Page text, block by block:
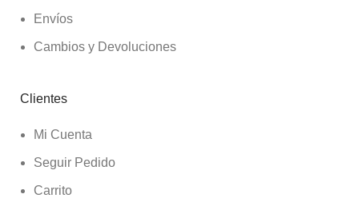
Envíos
Cambios y Devoluciones
Clientes
Mi Cuenta
Seguir Pedido
Carrito